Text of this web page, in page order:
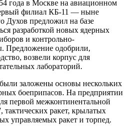
года в Москве на авиационном
филиал КБ-11 — ныне
предложил на базе
разработкой новых ядерных
и контрольно-
Предложение одобрили,
возвели корпус для
лабораторий.
заложены основы нескольких
боеприпасов. На предприятии
первой межконтинентальной
тактических ракет, крылатых
управляемых ракет и торпед.